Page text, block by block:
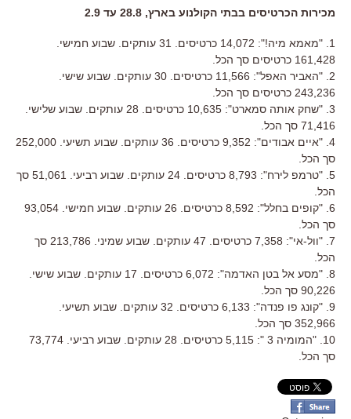
מכירות הכרטיסים בבתי הקולנוע בארץ, 28.8 עד 2.9
1. "מאמא מיה!": 14,072 כרטיסים. 31 עותקים. שבוע חמישי.
161,428 כרטיסים סך הכל.
2. "האביר האפל": 11,566 כרטיסים. 30 עותקים. שבוע שישי.
243,236 כרטיסים סך הכל.
3. "שחק אותה סמארט": 10,635 כרטיסים. 28 עותקים. שבוע שלישי.
71,416 סך הכל.
4. "איים אבודים": 9,352 כרטיסים. 36 עותקים. שבוע תשיעי. 252,000
סך הכל.
5. "טרמפ לירח": 8,793 כרטיסים. 24 עותקים. שבוע רביעי. 51,061 סך
הכל.
6. "קופים בחלל": 8,592 כרטיסים. 26 עותקים. שבוע חמישי. 93,054
סך הכל.
7. "וול-אי": 7,358 כרטיסים. 47 עותקים. שבוע שמיני. 213,786 סך
הכל.
8. "מסע אל בטן האדמה": 6,072 כרטיסים. 17 עותקים. שבוע שישי.
90,226 סך הכל.
9. "קונג פו פנדה": 6,133 כרטיסים. 32 עותקים. שבוע תשיעי.
352,966 סך הכל.
10. "המומיה 3 ": 5,115 כרטיסים. 28 עותקים. שבוע רביעי. 73,774
סך הכל.